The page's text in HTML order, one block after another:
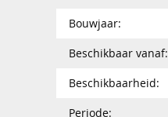
Bouwjaar:
Beschikbaar vanaf:
Beschikbaarheid:
Periode: